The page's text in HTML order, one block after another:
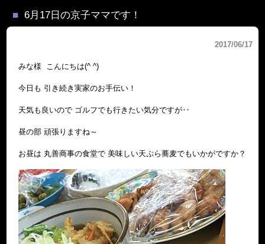
6月17日の京子ママです！
2017/06/17
みな様 こんにちは(^ ^)
今日も 引き続き実家のお手伝い！
天気も良いので ゴルフでも行きたい気分ですが‥
昼の部 頑張りますね～
お昼は 丸善商事の食堂で 美味しい天ぷら蕎麦でもいかがですか？